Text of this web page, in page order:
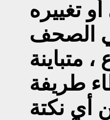
الصحف
متباينة
طريفة
أي نكتة